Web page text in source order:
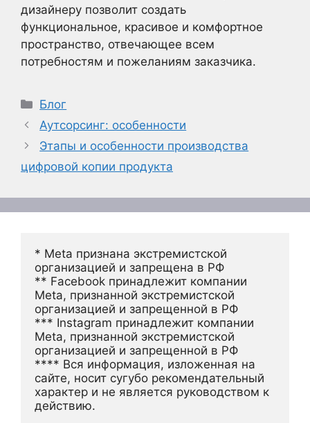
дизайнеру позволит создать
функциональное, красивое и комфортное
пространство, отвечающее всем
потребностям и пожеланиям заказчика.
Рубрики
Блог
Аутсорсинг: особенности
Этапы и особенности производства
цифровой копии продукта
* Meta признана экстремистской
организацией и запрещена в РФ
** Facebook принадлежит компании
Meta, признанной экстремистской
организацией и запрещенной в РФ
*** Instagram принадлежит компании
Meta, признанной экстремистской
организацией и запрещенной в РФ
**** Вся информация, изложенная на
сайте, носит сугубо рекомендательный
характер и не является руководством к
действию.